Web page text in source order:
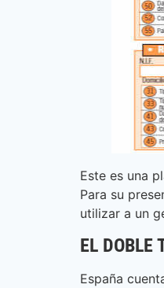
Este es una
Para su
utilizar a un
EL DOBLE
España